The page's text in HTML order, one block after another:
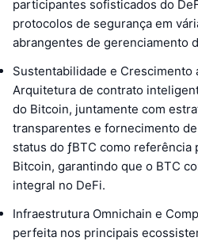
participantes sofisticados do
protocolos de segurança em
abrangentes de gerenciamento
Sustentabilidade e
Arquitetura de contrato
do Bitcoin, juntamente com
transparentes e fornecimento
status do ƒBTC como referência
Bitcoin, garantindo que o BTC
integral no DeFi.
Infraestrutura Omnichain e
perfeita nos principais